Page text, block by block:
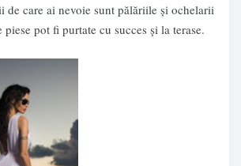
de care ai nevoie sunt pălăriile și ochelarii
piese pot fi purtate cu succes și la terase.